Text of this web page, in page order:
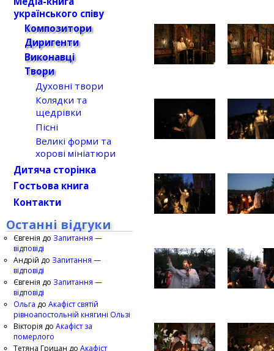
українського співу
Композитори
Диригенти
Виконавці
Твори
Духовні твори
Колядки та
щедрівки
Пісні
Великі форми та
хорові мініатюри
Дитяча сторінка
Гостьова книга
Контакти
Останні відгуки
Євгенія до Запитання —
відповіді
Андрій до Запитання —
відповіді
Євгенія до Запитання —
відповіді
Ольга до Акафіст святій
рівноапостольній княгині Ользі
Вікторія до Акафіст за
померлого
Тетяна Грицан до Акафіст